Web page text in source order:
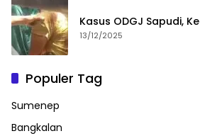
Kasus ODGJ Sapudi,
13/12/2025
Populer Tag
Sumenep
Bangkalan